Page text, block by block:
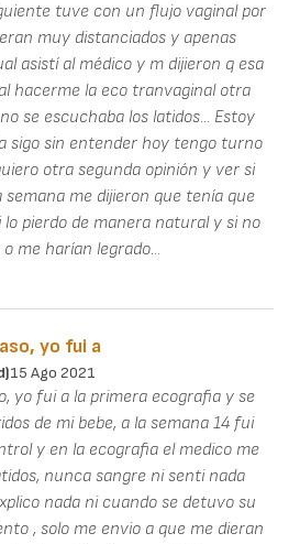
tuve con un flujo vaginal por
muy distanciados y apenas
asistí al médico y m dijieron q esa
hacerme la eco tranvaginal otra
se escuchaba los latidos... Estoy
sigo sin entender hoy tengo turno
otra segunda opinión y ver si
semana me dijieron que tenía que
lo pierdo de manera natural y si no
me harían legrado...
yo fui a
15 Ago 2021
yo fui a la primera ecografia y se
de mi bebe, a la semana 14 fui
y en la ecografia el medico me
nunca sangre ni senti nada
nada ni cuando se detuvo su
, solo me envio a que me dieran